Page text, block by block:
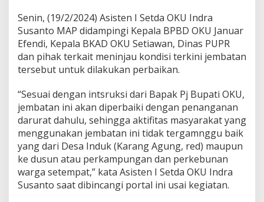
Senin, (19/2/2024) Asisten I Setda OKU Indra
Susanto MAP didampingi Kepala BPBD OKU Januar
Efendi, Kepala BKAD OKU Setiawan, Dinas PUPR
dan pihak terkait meninjau kondisi terkini jembatan
tersebut untuk dilakukan perbaikan.
“Sesuai dengan intsruksi dari Bapak Pj Bupati OKU,
jembatan ini akan diperbaiki dengan penanganan
darurat dahulu, sehingga aktifitas masyarakat yang
menggunakan jembatan ini tidak tergamnggu baik
yang dari Desa Induk (Karang Agung, red) maupun
ke dusun atau perkampungan dan perkebunan
warga setempat,” kata Asisten I Setda OKU Indra
Susanto saat dibincangi portal ini usai kegiatan.